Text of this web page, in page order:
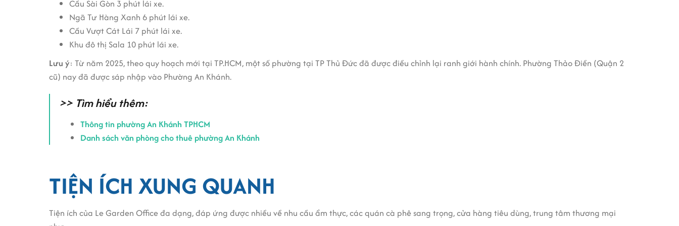
Cầu Sài Gòn 3 phút lái xe.
Ngã Tư Hàng Xanh 6 phút lái xe.
Cầu Vượt Cát Lái 7 phút lái xe.
Khu đô thị Sala 10 phút lái xe.
Lưu ý: Từ năm 2025, theo quy hoạch mới tại TP.HCM, một số phường tại TP Thủ Đức đã được điều chỉnh lại ranh giới hành chính. Phường Thảo Điền (Quận 2
cũ) nay đã được sáp nhập vào Phường An Khánh.
>> Tìm hiểu thêm:
Thông tin phường An Khánh TPHCM
Danh sách văn phòng cho thuê phường An Khánh
TIỆN ÍCH XUNG QUANH
Tiện ích của Le Garden Office đa dạng, đáp ứng được nhiều về nhu cầu ẩm thực, các quán cà phê sang trọng, cửa hàng tiêu dùng, trung tâm thương mại